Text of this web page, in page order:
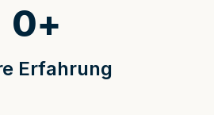
Erfahrung
0+